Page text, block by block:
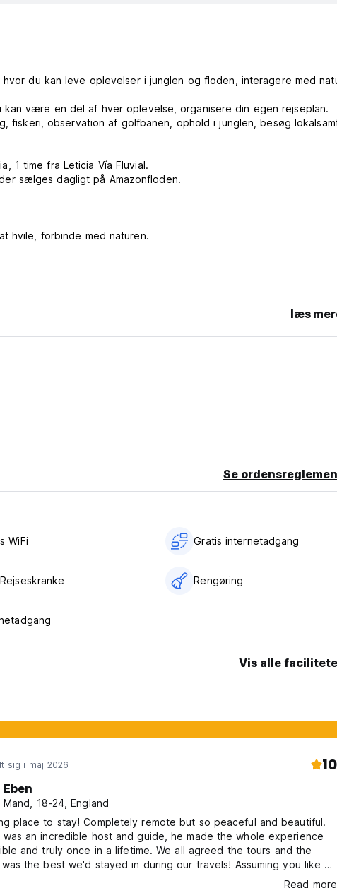
hvor du kan leve oplevelser i junglen og floden, interagere med
være en del af hver oplevelse, organisere din egen rejseplan.
fiskeri, observation af golfbanen, ophold i junglen, besøg
1 time fra Leticia Vía Fluvial.
sælges dagligt på Amazonfloden.
hvile, forbinde med naturen.
læs
Se
WiFi Gratis internetadgang
Rengøring
Vis alle
sig i maj 2026 10
Eben
Mand, 18-24, England
place to stay! Completely remote but so peaceful and beautiful.
was an incredible host and guide, he made the whole experience
and truly once in a lifetime. We all agreed the tours and the
the best we'd stayed in during our travels! Assuming you like a
and being in touch with nature I could not recommendRead more